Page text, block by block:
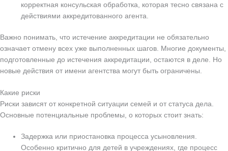
корректная консульская обработка, которая тесно связана с
действиями аккредитованного агента.
Важно понимать, что истечение аккредитации не обязательно
означает отмену всех уже выполненных шагов. Многие документы,
подготовленные до истечения аккредитации, остаются в деле. Но
новые действия от имени агентства могут быть ограничены.
Какие риски
Риски зависят от конкретной ситуации семей и от статуса дела.
Основные потенциальные проблемы, о которых стоит знать:
Задержка или приостановка процесса усыновления.
Особенно критично для детей в учреждениях, где процесс